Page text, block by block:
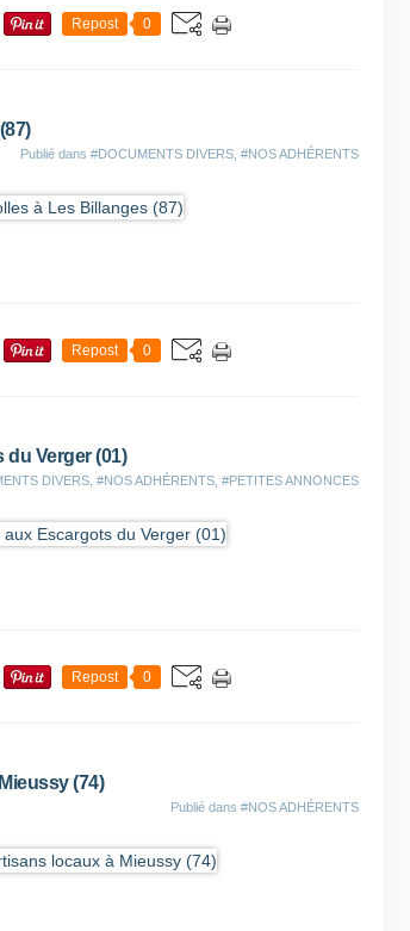
Repost 0
Publié dans #DOCUMENTS DIVERS #NOS ADHÉRENTS
Repost 0
Verger (01)
DIVERS #NOS ADHÉRENTS #PETITES ANNONCES
Repost 0
(74)
Publié dans #NOS ADHÉRENTS